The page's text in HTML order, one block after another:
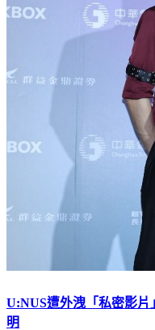
U:NUS遭外洩「私密影
明